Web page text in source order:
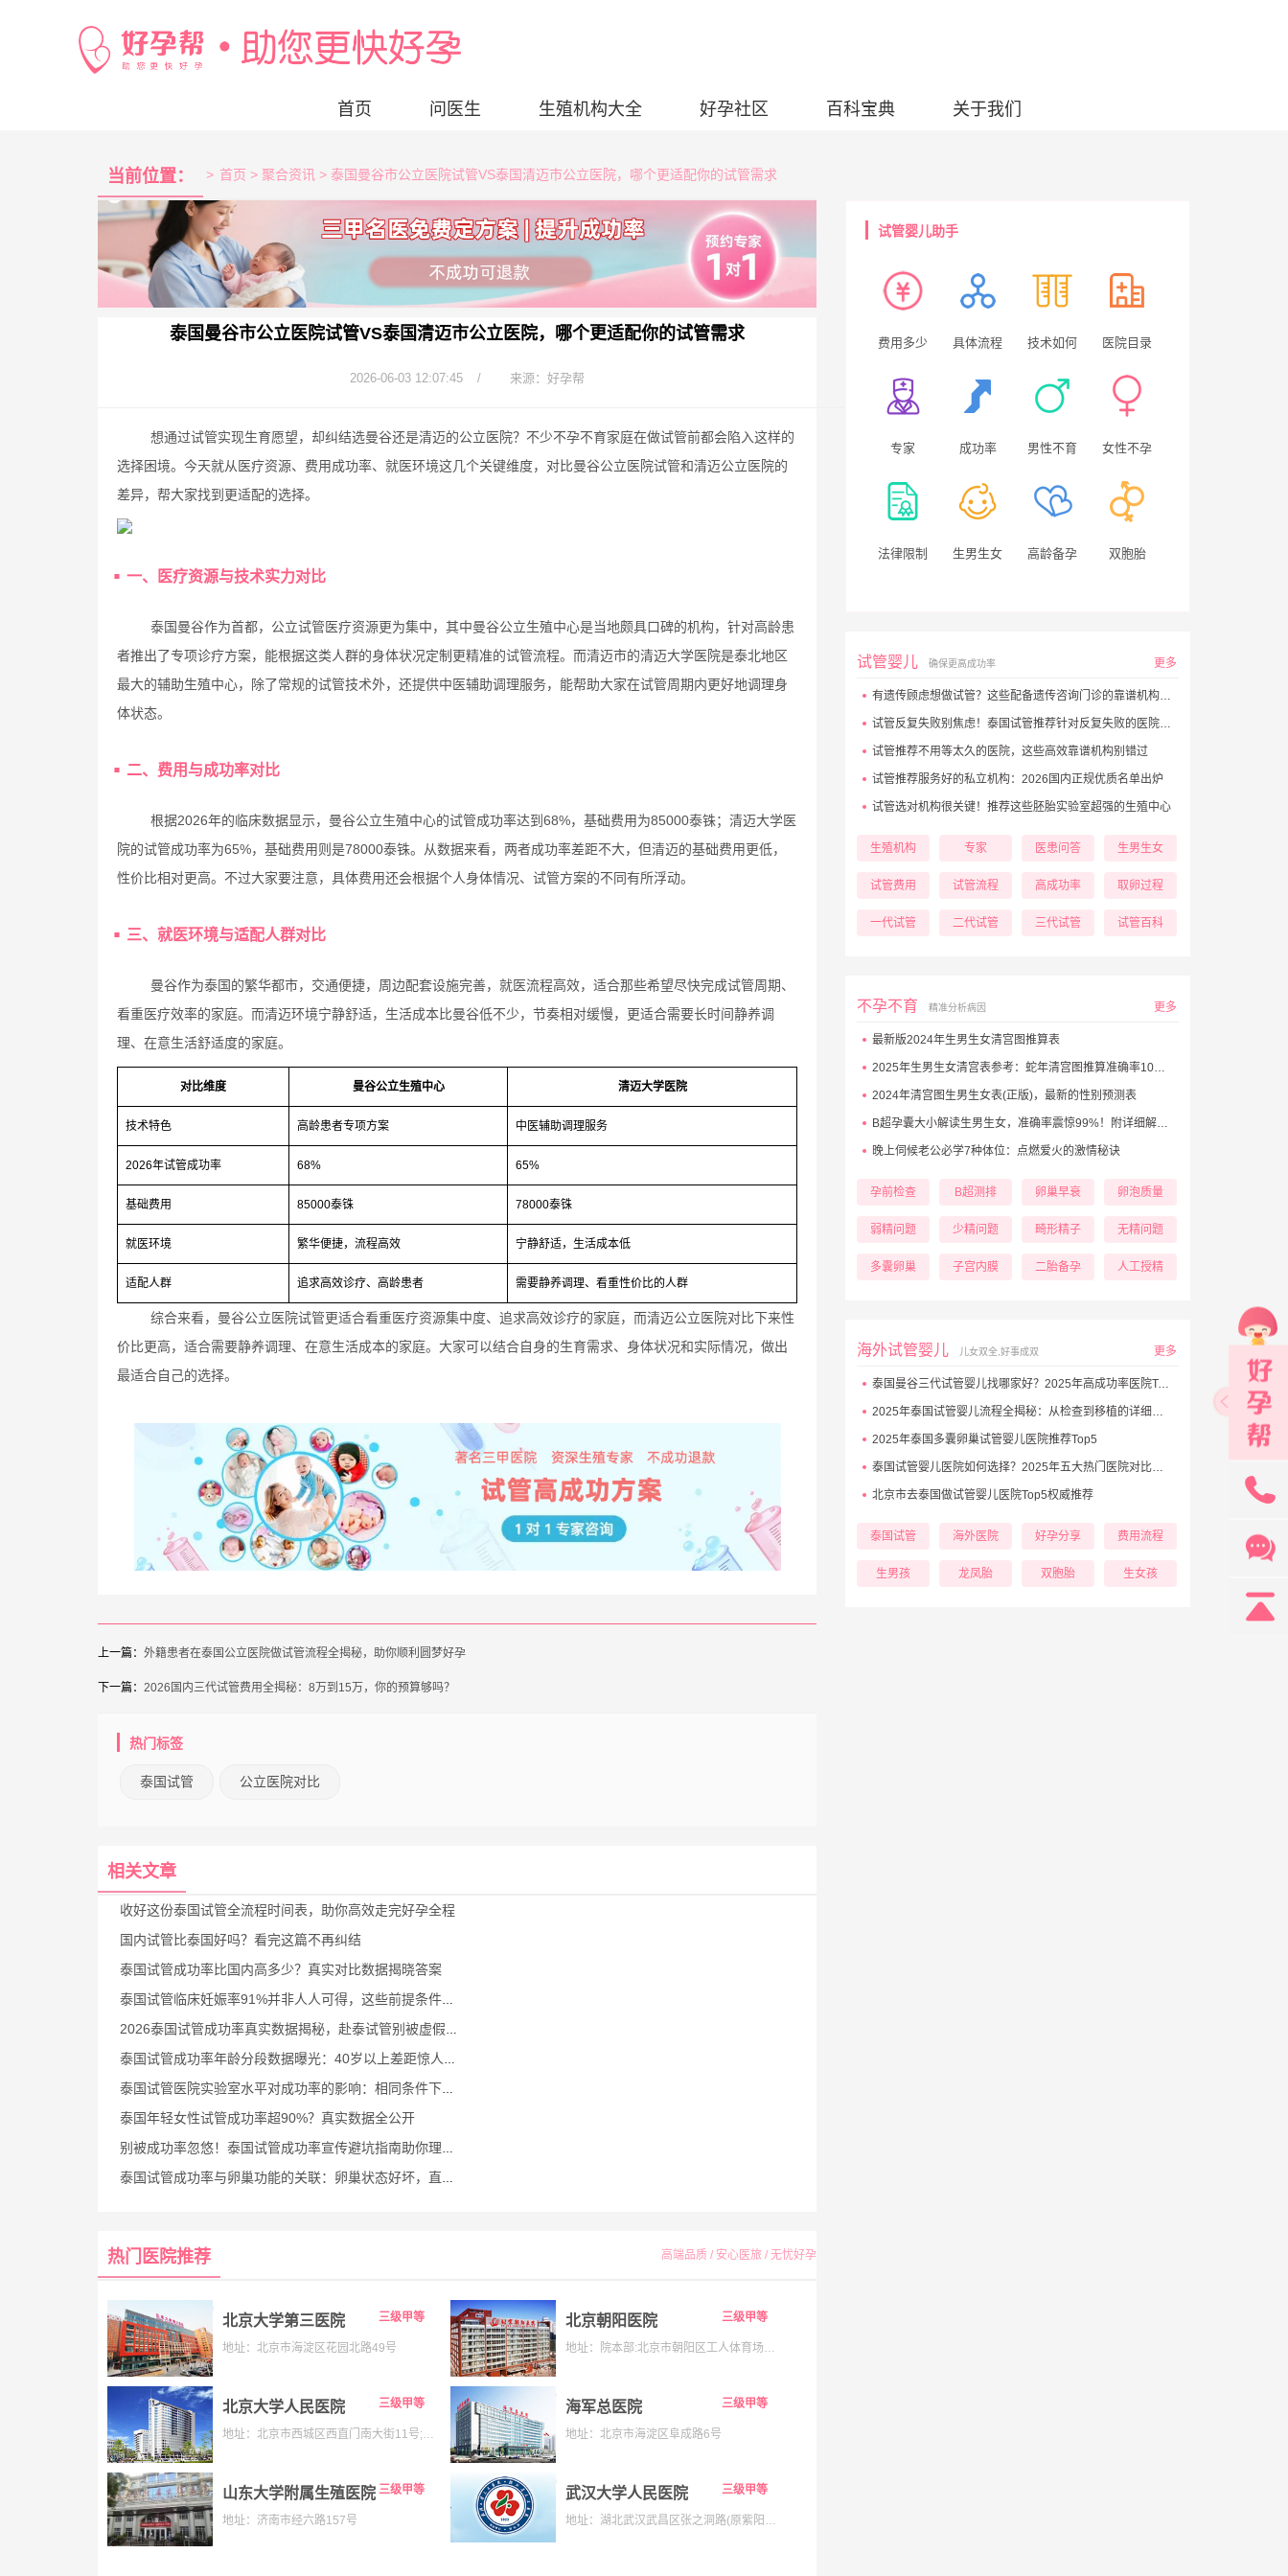
首页 问医生 生殖机构大全 好孕社区 百科宝典 关于我们
当前位置： > 首页 > 聚合资讯 > 泰国曼谷市公立医院试管VS泰国清迈市公立医院，哪个更适配你的试管需求
泰国曼谷市公立医院试管VS泰国清迈市公立医院，哪个更适配你的试管需求
2026-06-03 12:07:45 / 来源：好孕帮
想通过试管实现生育愿望，却纠结选曼谷还是清迈的公立医院？不少不孕不育家庭在做试管前都会陷入这样的
选择困境。今天就从医疗资源、费用成功率、就医环境这几个关键维度，对比曼谷公立医院试管和清迈公立医院的
差异，帮大家找到更适配的选择。
一、医疗资源与技术实力对比
泰国曼谷作为首都，公立试管医疗资源更为集中，其中曼谷公立生殖中心是当地颇具口碑的机构，针对高龄患
者推出了专项诊疗方案，能根据这类人群的身体状况定制更精准的试管流程。而清迈市的清迈大学医院是泰北地区
最大的辅助生殖中心，除了常规的试管技术外，还提供中医辅助调理服务，能帮助大家在试管周期内更好地调理身
体状态。
二、费用与成功率对比
根据2026年的临床数据显示，曼谷公立生殖中心的试管成功率达到68%，基础费用为85000泰铢；清迈大学医
院的试管成功率为65%，基础费用则是78000泰铢。从数据来看，两者成功率差距不大，但清迈的基础费用更低，
性价比相对更高。不过大家要注意，具体费用还会根据个人身体情况、试管方案的不同有所浮动。
三、就医环境与适配人群对比
曼谷作为泰国的繁华都市，交通便捷，周边配套设施完善，就医流程高效，适合那些希望尽快完成试管周期、
看重医疗效率的家庭。而清迈环境宁静舒适，生活成本比曼谷低不少，节奏相对缓慢，更适合需要长时间静养调
理、在意生活舒适度的家庭。
对比维度 曼谷公立生殖中心 清迈大学医院
技术特色 高龄患者专项方案 中医辅助调理服务
2026年试管成功率 68% 65%
基础费用 85000泰铢 78000泰铢
就医环境 繁华便捷，流程高效 宁静舒适，生活成本低
适配人群 追求高效诊疗、高龄患者 需要静养调理、看重性价比的人群
综合来看，曼谷公立医院试管更适合看重医疗资源集中度、追求高效诊疗的家庭，而清迈公立医院对比下来性
价比更高，适合需要静养调理、在意生活成本的家庭。大家可以结合自身的生育需求、身体状况和实际情况，做出
最适合自己的选择。
上一篇： 外籍患者在泰国公立医院做试管流程全揭秘，助你顺利圆梦好孕
下一篇： 2026国内三代试管费用全揭秘：8万到15万，你的预算够吗？
热门标签
泰国试管 公立医院对比
相关文章
收好这份泰国试管全流程时间表，助你高效走完好孕全程
国内试管比泰国好吗？看完这篇不再纠结
泰国试管成功率比国内高多少？真实对比数据揭晓答案
泰国试管临床妊娠率91%并非人人可得，这些前提条件要记牢
2026泰国试管成功率真实数据揭秘，赴泰试管别被虚假宣传误导
泰国试管成功率年龄分段数据曝光：40岁以上差距惊人，选院别踩坑
泰国试管医院实验室水平对成功率的影响：相同条件下试管成功率差30%的真相
泰国年轻女性试管成功率超90%？真实数据全公开
别被成功率忽悠！泰国试管成功率宣传避坑指南助你理性就医
泰国试管成功率与卵巢功能的关联：卵巢状态好坏，直接拉开试管成功率差距
热门医院推荐 高端品质 / 安心医旅 / 无忧好孕
北京大学第三医院 三级甲等
地址：北京市海淀区花园北路49号
北京朝阳医院 三级甲等
北京大学人民医院 三级甲等 海军总医院 三级甲等
地址：北京市海淀区阜成路6号
山东大学附属生殖医院 三级甲等
地址：济南市经六路157号
武汉大学人民医院 三级甲等
试管婴儿助手
费用多少 具体流程 技术如何 医院目录
专家 成功率 男性不育 女性不孕
法律限制 生男生女 高龄备孕 双胞胎
试管婴儿 确保更高成功率 更多
有遗传顾虑想做试管？这些配备遗传咨询门诊的靠谱机构别错过
试管反复失败别焦虑！泰国试管推荐针对反复失败的医院大盘点
试管推荐不用等太久的医院，这些高效靠谱机构别错过
试管推荐服务好的私立机构：2026国内正规优质名单出炉
试管选对机构很关键！推荐这些胚胎实验室超强的生殖中心
生殖机构 专家 医患问答 生男生女
试管费用 试管流程 高成功率 取卵过程
一代试管 二代试管 三代试管 试管百科
不孕不育 精准分析病因 更多
最新版2024年生男生女清宫图推算表
2025年生男生女清宫表参考：蛇年清宫图推算准确率100%！
2024年清宫图生男生女表(正版)，最新的性别预测表
B超孕囊大小解读生男生女，准确率震惊99%！附详细解析表！
晚上伺候老公必学7种体位：点燃爱火的激情秘诀
孕前检查 B超测排 卵巢早衰 卵泡质量
弱精问题 少精问题 畸形精子 无精问题
多囊卵巢 子宫内膜 二胎备孕 人工授精
海外试管婴儿 儿女双全,好事成双 更多
泰国曼谷三代试管婴儿找哪家好？2025年高成功率医院Top5推荐
2025年泰国试管婴儿流程全揭秘：从检查到移植的详细步骤
2025年泰国多囊卵巢试管婴儿医院推荐Top5
泰国试管婴儿医院如何选择？2025年五大热门医院对比与避坑秘诀
北京市去泰国做试管婴儿医院Top5权威推荐
泰国试管 海外医院 好孕分享 费用流程
生男孩 龙凤胎 双胞胎 生女孩